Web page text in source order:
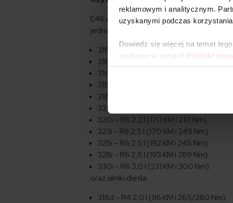
reklamowym i analitycznym.
uzyskanymi podczas korzystania
Dowiedz się więcej na temat
osobowe w ramach Polityki
E46 oferuje bagażnik o pojemności 435
jednostki benzynowe:
316i – R4 1,6 l (116 KM i 150 Nm)
316i – R4 1,8 l (116 KM i 175 Nm)
316i – R4 1,9 l (105 KM i 165)
318i – R4 1,9 l (118 KM i 180 Nm)
318i – R4 2,0 l (143 lub 150 KM i 200 Nm)
320i – R6 2,0 l (150 KM i 190 Nm)
320i – R6 2,2 l (170 KM i 210 Nm)
323i – R6 2,5 l (170 KM i 245 Nm)
325i – R6 2,5 l (192 KM i 245 Nm)
328i – R6 2,8 l (193 KM i 289 Nm)
330i – R6 3,0 l (231 KM i 300 Nm)
oraz silniki diesla:
318d – R4 2,0 l (116 KM i 265/280 Nm)